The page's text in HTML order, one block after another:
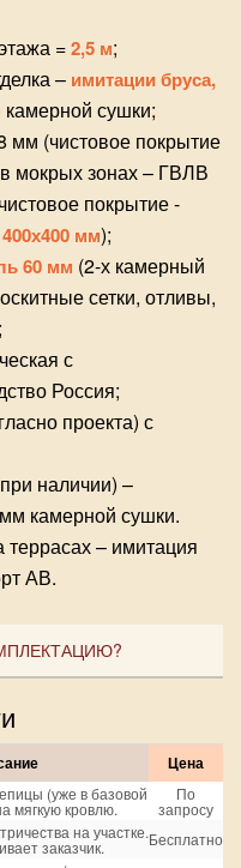
=2,5 м;
– имитации бруса,
камерной сушки;
(чистовое покрытие
мокрых зонах – ГВЛВ
покрытие -
мм);
60 мм (2-х камерный
сетки, отливы,
с
Россия;
проекта) с
наличии) –
камерной сушки.
– имитация
АВ.
Цена
(уже в базовой
мягкую кровлю.
По
запросу
на участке.
заказчик.
Бесплатно